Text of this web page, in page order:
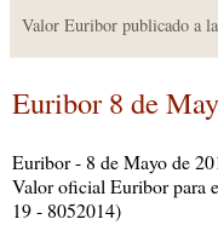
Valor Euribor publicado a
Euribor 8 de
Euribor - 8 de Mayo de
Valor oficial Euribor para
19 - 8052014)